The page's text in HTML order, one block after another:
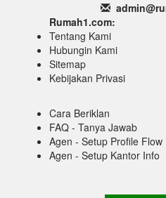
Rumah1.com:
Tentang Kami
Hubungin Kami
Sitemap
Kebijakan Privasi
Cara Beriklan
FAQ - Tanya Jawab
Agen - Setup Profile Flow
Agen - Setup Kantor Info